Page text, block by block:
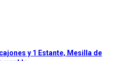
y 1 Estante, Mesilla de